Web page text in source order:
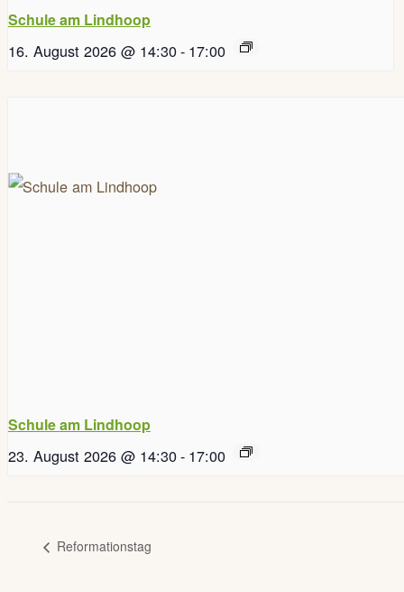
Schule am Lindhoop
16. August 2026 @ 14:30- 17:00
Schule am Lindhoop
23. August 2026 @ 14:30- 17:00
Reformationstag